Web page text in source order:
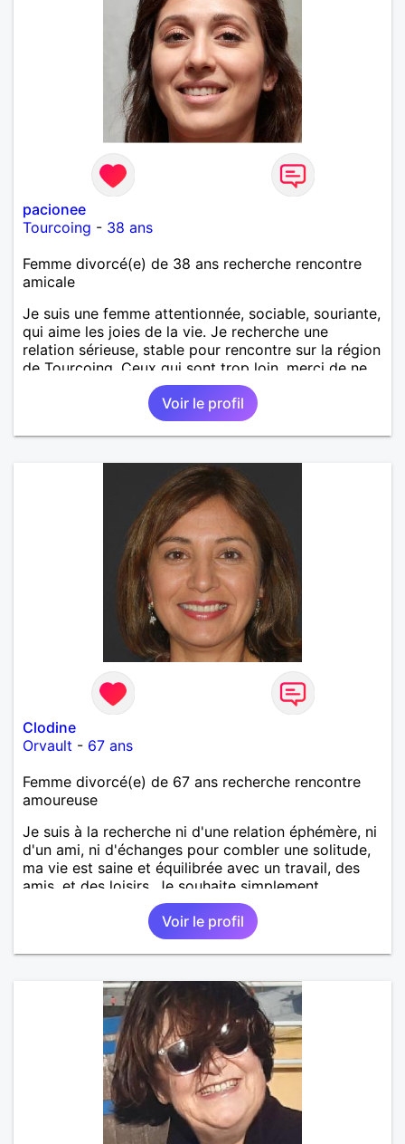
pacionee
Tourcoing - 38 ans
Femme divorcé(e) de 38 ans recherche rencontre
amicale
Je suis une femme attentionnée, sociable, souriante,
qui aime les joies de la vie. Je recherche une
relation sérieuse, stable pour rencontre sur la région
de Tourcoing. Ceux qui sont trop loin, merci de ne
pas me contacter et pour les autres je ne
manquerais pas de vous répondre et ce sera avec
Voir le profil
Clodine
Orvault - 67 ans
Femme divorcé(e) de 67 ans recherche rencontre
amoureuse
Je suis à la recherche ni d'une relation éphémère, ni
d'un ami, ni d'échanges pour combler une solitude,
ma vie est saine et équilibrée avec un travail, des
amis, et des loisirs. Je souhaite simplement
rencontrer un homme de la région de Orvault qui
recherche une relation sérieuse !
Voir le profil